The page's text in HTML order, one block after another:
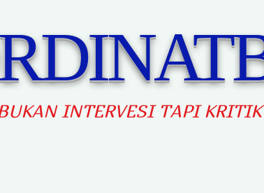
INTERVESI TAPI KRITIK